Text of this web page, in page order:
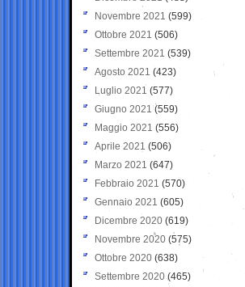
Novembre 2021 (599)
Ottobre 2021 (506)
Settembre 2021 (539)
Agosto 2021 (423)
Luglio 2021 (577)
Giugno 2021(559)
Maggio 2021 (556)
Aprile 2021 (506)
Marzo 2021 (647)
Febbraio 2021 (570)
Gennaio 2021 (605)
Dicembre 2020 (619)
Novembre 2020 (575)
Ottobre 2020 (638)
Settembre 2020(465)